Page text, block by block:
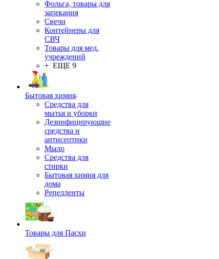
Фольга, товары для
запекания
Свечи
Контейнеры для
СВЧ
Товары для мед.
учреждений
+ ЕЩЕ 9
Бытовая химия
Средства для
мытья и уборки
Дезинфицирующие
средства и
антисептики
Мыло
Средства для
стирки
Бытовая химия для
дома
Репелленты
Товары для Пасхи